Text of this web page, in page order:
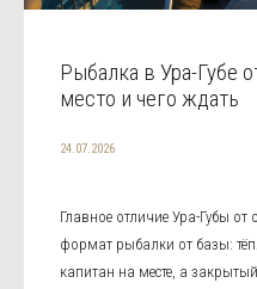
Рыбалка в Ура-Губе
место и чего ждать
24.07.2026
Главное отличие Ура-Губы
формат рыбалки от базы:
капитан на месте, а